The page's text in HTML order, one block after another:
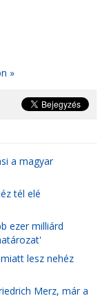
»
a magyar
tél elé
ezer milliárd
lesz nehéz
Merz, már a